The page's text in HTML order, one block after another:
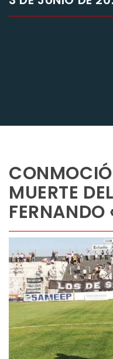
MUERTE
FERNANDO